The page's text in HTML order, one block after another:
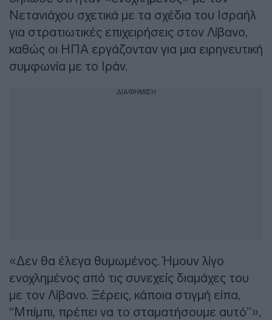
Νετανιάχου σχετικά με τα σχέδια του Ισραήλ
για στρατιωτικές επιχειρήσεις στον Λίβανο,
καθώς οι ΗΠΑ εργάζονταν για μια ειρηνευτική
συμφωνία με το Ιράν.
ΔΙΑΦΗΜΙΣΗ
«Δεν θα έλεγα θυμωμένος. Ήμουν λίγο
ενοχλημένος από τις συνεχείς διαμάχες του
με τον Λίβανο. Ξέρεις, κάποια στιγμή είπα,
“Μπίμπι, πρέπει να το σταματήσουμε αυτό”»,